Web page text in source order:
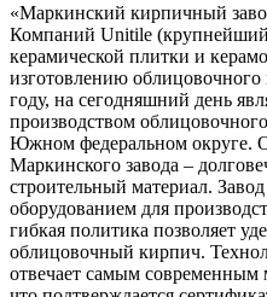
«Маркинский кирпичный
Компаний Unitile (крупнейший
керамической плитки и
изготовлению
году, на сегодняшний день
производством
Южном федеральном округе.
Маркинского завода –
строительный материал.
оборудованием для
гибкая политика позволяет
облицовочный кирпич.
отвечает самым современным